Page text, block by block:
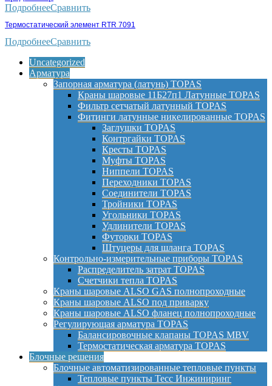
ПодробнееСравнить
Термостатический элемент RTR 7091
ПодробнееСравнить
Uncategorized
Арматура
Запорная арматура (латунь) TOPAS
Краны шаровые 11Б27п1 Латунные TOPAS
Фильтр сетчатый латунный TOPAS
Фитинги латунные никелированные TOPAS
Заглушки TOPAS
Контргайки TOPAS
Кресты TOPAS
Муфты TOPAS
Ниппели TOPAS
Переходники TOPAS
Соединители TOPAS
Тройники TOPAS
Угольники TOPAS
Удлинители TOPAS
Футорки TOPAS
Штуцеры для шланга TOPAS
Контрольно-измерительные приборы TOPAS
Распределитель затрат TOPAS
Счетчики тепла TOPAS
Краны шаровые ALSO GAS полнопроходные
Краны шаровые ALSO под приварку
Краны шаровые ALSO фланец полнопроходные
Регулирующая арматура TOPAS
Балансировочные клапаны TOPAS MBV
Термостатическая арматура TOPAS
Блочные решения
Блочные автоматизированные тепловые пункты
Тепловые пункты Тесс Инжиниринг